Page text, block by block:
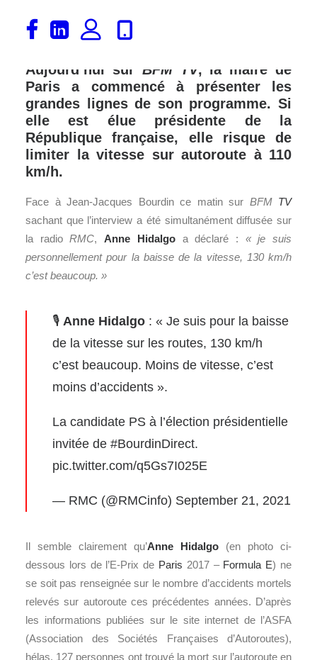
Depuis le 12 septembre dernier, Anne
Hidalgo est officiellement candidate à
Aujourd’hui sur BFM TV, la maire de
Paris a commencé à présenter les
grandes lignes de son programme. Si
elle est élue présidente de la
République française, elle risque de
limiter la vitesse sur autoroute à 110
km/h.
Face à Jean-Jacques Bourdin ce matin sur BFM TV
sachant que l’interview a été simultanément diffusée sur
la radioRMC,Anne Hidalgoa déclaré : «je suis
personnellement pour la baisse de la vitesse, 130 km/h
c’est beaucoup. »
🎙 Anne Hidalgo : « Je suis pour la baisse
de la vitesse sur les routes, 130 km/h
c’est beaucoup. Moins de vitesse, c’est
moins d’accidents ».
La candidate PS à l’élection présidentielle
invitée de #BourdinDirect.
pic.twitter.com/q5Gs7I025E
— RMC (@RMCinfo) September 21, 2021
Il semble clairement qu’Anne Hidalgo (en photo ci-
dessous lors de l’E-Prix de Paris 2017 – Formula E) ne
se soit pas renseignée sur le nombre d’accidents mortels
relevés sur autoroute ces précédentes années. D’après
les informations publiées sur le site internet de l’ASFA
(Association des Sociétés Françaises d’Autoroutes),
hélas, 127 personnes ont trouvé la mort sur l’autoroute en